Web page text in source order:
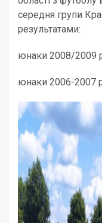
середня групи
результатами:
юнаки 2008/2009
юнаки 2006-2007